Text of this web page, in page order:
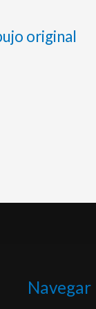
original
Navegar